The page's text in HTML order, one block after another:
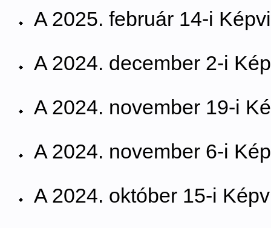
A 2025. február 14-i
A 2024. december 2-i
A 2024. november 19-i
A 2024. november 6-i
A 2024. október 15-i